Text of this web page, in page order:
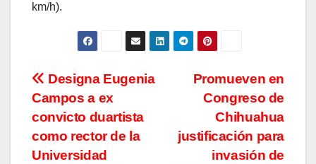
km/h).
Navegación
de
entradas
Promueven en
Congreso de
Chihuahua
justificación para
invasión de
Designa Eugenia
Campos a ex
convicto duartista
como rector de la
Universidad